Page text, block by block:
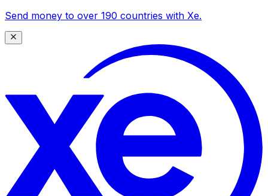
Send money to over 190 countries with Xe.